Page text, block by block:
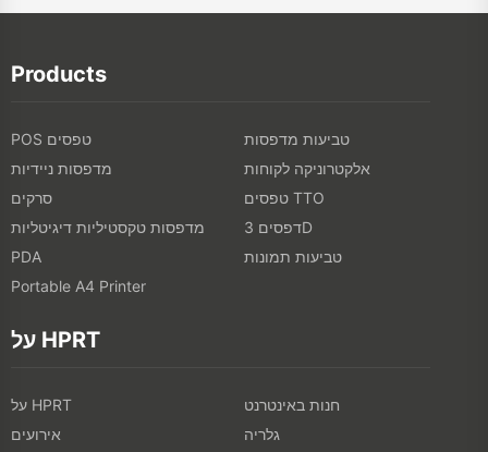
Products
POS טפסים
טביעות מדפסות
מדפסות ניידיות
אלקטרוניקה לקוחות
סרקים
טפסים TTO
מדפסות טקסטיליות דיגיטליות
דפסים 3D
PDA
טביעות תמונות
Portable A4 Printer
על HPRT
על HPRT
חנות באינטרנט
אירועים
גלריה